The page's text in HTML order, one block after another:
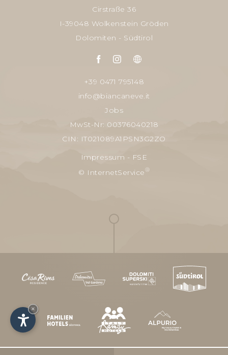
Cirstraße 36
I-39048 Wolkenstein Gröden
Dolomiten - Südtirol
+39 0471 795148
info@biancaneve.it
Jobs
MwSt-Nr: 00376040218
CIN: IT021089A1PSN3G2ZO
Impressum - FSE
© InternetService®
×